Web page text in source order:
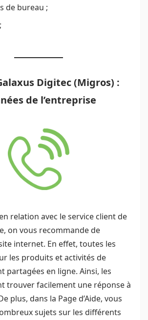
de bureau ;
Digitec (Migros) :
de l’entreprise
relation avec le service client de
on vous recommande de
internet. En effet, toutes les
les produits et activités de
partagées en ligne. Ainsi, les
trouver facilement une réponse à
plus, dans la Page d’Aide, vous
sujets sur les différents